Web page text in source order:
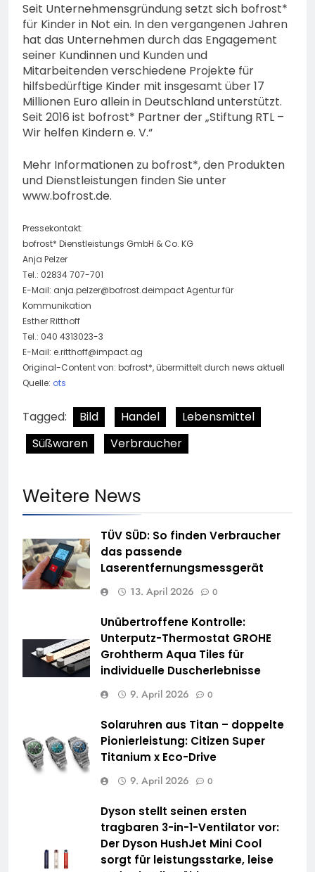
Seit Unternehmensgründung setzt sich bofrost*
für Kinder in Not ein. In den vergangenen Jahren
hat das Unternehmen durch das Engagement
seiner Kundinnen und Kunden und
Mitarbeitenden verschiedene Projekte für
hilfsbedürftige Kinder mit insgesamt über 17
Millionen Euro allein in Deutschland unterstützt.
Seit 2016 ist bofrost* Partner der „Stiftung RTL –
Wir helfen Kindern e. V.“
Mehr Informationen zu bofrost*, den Produkten
und Dienstleistungen finden Sie unter
www.bofrost.de.
Pressekontakt:
bofrost* Dienstleistungs GmbH & Co. KG
Anja Pelzer
Tel.: 02834 707-701
E-Mail: anja.pelzer@bofrost.deimpactAgentur für
Kommunikation
Esther Ritthoff
Tel.: 040 4313023-3
E-Mail: e.ritthoff@impact.ag
Original-Content von: bofrost*, übermittelt durch news aktuell
Quelle: ots
Tagged: Bild Handel
Lebensmittel
Süßwaren
Verbraucher
Weitere News
TÜV SÜD: So finden Verbraucher
das passende
Laserentfernungsmessgerät
13. April 2026 0
Unübertroffene Kontrolle:
Unterputz-Thermostat GROHE
Grohtherm Aqua Tiles für
individuelle Duscherlebnisse
9. April 2026 0
Solaruhren aus Titan – doppelte
Pionierleistung: Citizen Super
Titanium x Eco-Drive
9. April 2026 0
Dyson stellt seinen ersten
tragbaren 3-in-1-Ventilator vor:
Der Dyson HushJet Mini Cool
sorgt für leistungsstarke, leise